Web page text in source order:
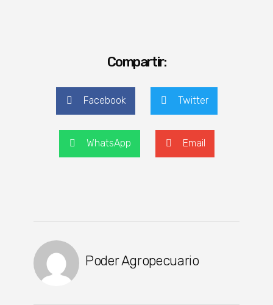
Compartir:
Facebook Twitter
WhatsApp Email
Poder Agropecuario